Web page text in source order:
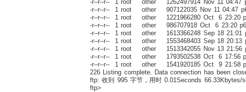
-r--r--r-- 1 root other 1262497914 Nov 11 04:47
-r--r--r-- 1 root other 907122035 Nov 11 04:47
-r--r--r-- 1 root other 1221966280 Oct 6 23:20
-r--r--r-- 1 root other 986707918 Oct 6 23:20
-r--r--r-- 1 root other 1613366248 Sep 18 21:01
-r--r--r-- 1 root other 1553468403 Sep 18 20:13
-r--r--r-- 1 root other 1513342055 Nov 13 21:56
-r--r--r-- 1 root other 1793502538 Oct 6 17:56
-r--r--r-- 1 root other 1541920185 Oct 9 21:58
226 Listing complete. Data connection has been
ftp: 收到 995 字节，用时 0.01Seconds 66.33Kbytes/
ftp>